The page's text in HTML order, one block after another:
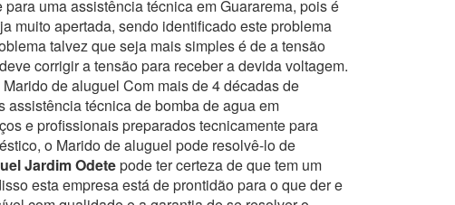
uma assistência técnica em Guararema, pois é
muito apertada, sendo identificado este problema
talvez que seja mais simples é de a tensão
corrigir a tensão para receber a devida voltagem.
Marido de aluguel Com mais de 4 décadas de
assistência técnica de bomba de agua em
e profissionais preparados tecnicamente para
o Marido de aluguel pode resolvê-lo de
Jardim Odetepode ter certeza de que tem um
esta empresa está de prontidão para o que der e